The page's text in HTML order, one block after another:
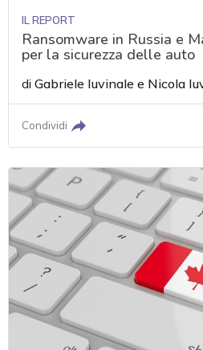
IL REPORT
Ransomware in Russia e
per la sicurezza delle auto
diGabriele Iuvinale e Nicola
Condividi